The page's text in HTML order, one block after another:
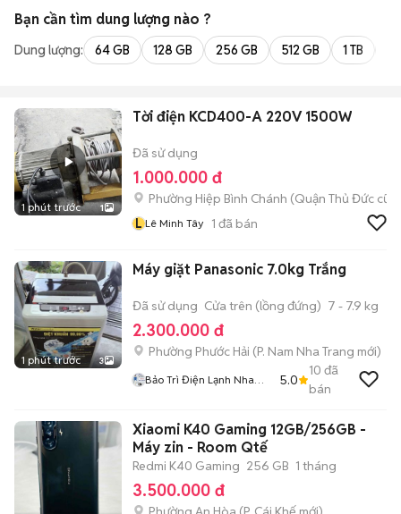
Bạn cần tìm dung lượng nào ?
Dung lượng: 64 GB 128 GB 256 GB 512 GB 1 TB
1 phút trước 1
Tời điện KCD400-A 220V 1500W
Đã sử dụng
1.000.000 đ
Phường Hiệp Bình Chánh (Quận Thủ Đức cũ)
L Lê Minh Tây 1 đã bán
1 phút trước 3
Máy giặt Panasonic 7.0kg Trắng
Đã sử dụng Cửa trên (lồng đứng) 7 - 7.9 kg
2.300.000 đ
Phường Phước Hải (P. Nam Nha Trang mới)
Bảo Trì Điện Lạnh Nha
5.0
10 đã
bán
Xiaomi K40 Gaming 12GB/256GB -
Máy zin - Room Qtế
Redmi K40 Gaming 256 GB 1 tháng
3.500.000 đ